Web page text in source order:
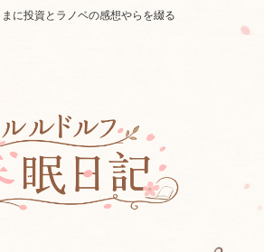
に投資とラノベの感想やらを綴る